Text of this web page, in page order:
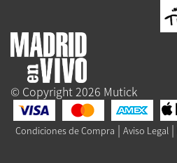
© Copyright 2026 Mutick
Condiciones de Compra | Aviso Legal |